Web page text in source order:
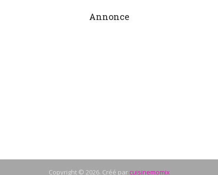
Annonce
Copyright © 2026. Créé par cuisinemomix